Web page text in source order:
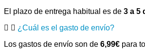
El plazo de entrega habitual es de 3 a 5
¿Cuál es el gasto de envío?
Los gastos de envío son de 6,99€ para